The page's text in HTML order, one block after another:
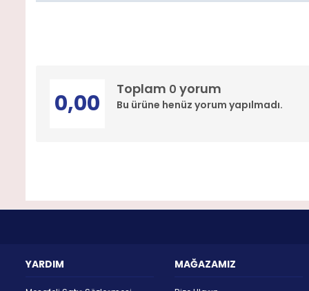
Toplam 0 yorum
Bu ürüne henüz yorum yapılmadı.
0,00
YARDIM MAĞAZAMIZ